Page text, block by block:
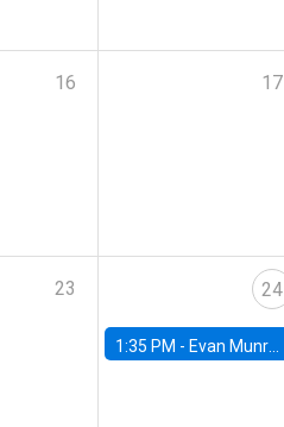
16 17
23 24
1:35 PM - Evan Munro, Neyman Visiting Assistant Professor in the Department of Statistics at UC Berkeley